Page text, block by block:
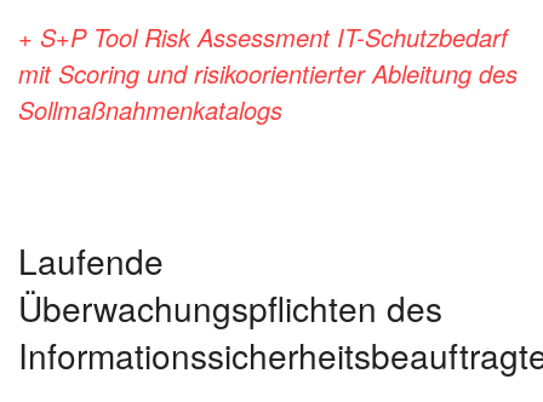
+ S+P Tool Risk Assessment IT-Schutzbedarf
mit Scoring und risikoorientierterAbleitung des
Sollmaßnahmenkatalogs
Laufende
Überwachungspflichten des